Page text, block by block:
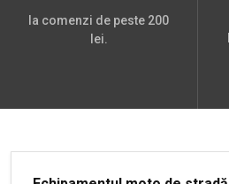
la comenzi de peste 200
lei.